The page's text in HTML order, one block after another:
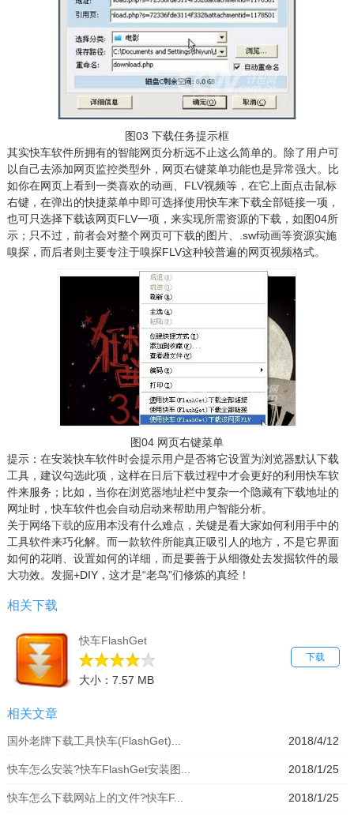
图03 下载任务提示框
其实快车软件所拥有的智能网页分析远不止这么简单的。除了用户可
以自己去添加网页监控类型外，网页右键菜单功能也是异常强大。比
如你在网页上看到一类喜欢的动画、FLV视频等，在它上面点击鼠标
右键，在弹出的快捷菜单中即可选择使用快车来下载全部链接一项，
也可只选择下载该网页FLV一项，来实现所需资源的下载，如图04所
示；只不过，前者会对整个网页可下载的图片、.swf动画等资源实施
嗅探，而后者则主要专注于嗅探FLV这种较普遍的网页视频格式。
图04 网页右键菜单
提示：在安装快车软件时会提示用户是否将它设置为浏览器默认下载
工具，建议勾选此项，这样在日后下载过程中才会更好的利用快车软
件来服务；比如，当你在浏览器地址栏中复杂一个隐藏有下载地址的
网址时，快车软件也会自动启动来帮助用户智能分析。
关于网络下载的应用本没有什么难点，关键是看大家如何利用手中的
工具软件来巧化解。而一款软件所能真正吸引人的地方，不是它界面
如何的花哨、设置如何的详细，而是要善于从细微处去发掘软件的最
大功效。发掘+DIY，这才是“老鸟”们修炼的真经！
相关下载
下载
快车FlashGet
大小：7.57 MB
相关文章
2018/4/12
国外老牌下载工具快车(FlashGet)...
2018/1/25
快车怎么安装?快车FlashGet安装图...
2018/1/25
快车怎么下载网站上的文件?快车F...